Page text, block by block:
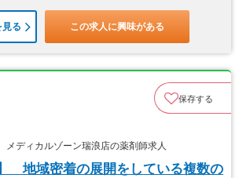
る この求人に興味がある
保存する
ディカルゾーン瑞浪店の薬剤師求人
地域密着の展開をしている複数の